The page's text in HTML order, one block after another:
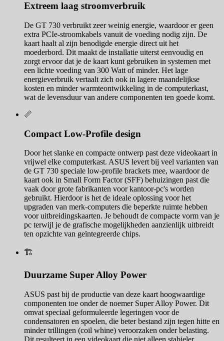
Extreem laag stroomverbruik
De GT 730 verbruikt zeer weinig energie, waardoor er geen
extra PCIe-stroomkabels vanuit de voeding nodig zijn. De
kaart haalt al zijn benodigde energie direct uit het
moederbord. Dit maakt de installatie uiterst eenvoudig en
zorgt ervoor dat je de kaart kunt gebruiken in systemen met
een lichte voeding van 300 Watt of minder. Het lage
energieverbruik vertaalt zich ook in lagere maandelijkse
kosten en minder warmteontwikkeling in de computerkast,
wat de levensduur van andere componenten ten goede komt.
📏
Compact Low-Profile design
Door het slanke en compacte ontwerp past deze videokaart in
vrijwel elke computerkast. ASUS levert bij veel varianten van
de GT 730 speciale low-profile brackets mee, waardoor de
kaart ook in Small Form Factor (SFF) behuizingen past die
vaak door grote fabrikanten voor kantoor-pc's worden
gebruikt. Hierdoor is het de ideale oplossing voor het
upgraden van merk-computers die beperkte ruimte hebben
voor uitbreidingskaarten. Je behoudt de compacte vorm van je
pc terwijl je de grafische mogelijkheden aanzienlijk uitbreidt
ten opzichte van geïntegreerde chips.
🏗️
Duurzame Super Alloy Power
ASUS past bij de productie van deze kaart hoogwaardige
componenten toe onder de noemer Super Alloy Power. Dit
omvat speciaal geformuleerde legeringen voor de
condensatoren en spoelen, die beter bestand zijn tegen hitte en
minder trillingen (coil whine) veroorzaken onder belasting.
Dit resulteert in een videokaart die niet alleen stabieler